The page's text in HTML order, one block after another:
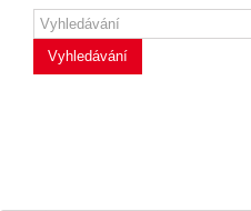
Vyhledávání